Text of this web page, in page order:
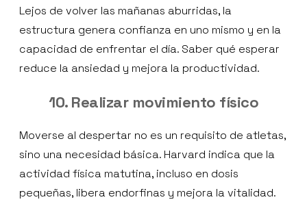
Lejos de volver las mañanas aburridas, la
estructura genera confianza en uno mismo y en la
capacidad de enfrentar el día. Saber qué esperar
reduce la ansiedad y mejora la productividad.
10. Realizar movimiento físico
Moverse al despertar no es un requisito de atletas,
sino una necesidad básica. Harvard indica que la
actividad física matutina, incluso en dosis
pequeñas, libera endorfinas y mejora la vitalidad.